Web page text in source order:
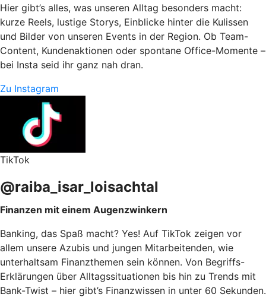
Hier gibt’s alles, was unseren Alltag besonders macht:
kurze Reels, lustige Storys, Einblicke hinter die Kulissen
und Bilder von unseren Events in der Region. Ob Team-
Content, Kundenaktionen oder spontane Office-Momente –
bei Insta seid ihr ganz nah dran.
Zu Instagram
TikTok
@raiba_isar_loisachtal
Finanzen mit einem Augenzwinkern
Banking, das Spaß macht? Yes! Auf TikTok zeigen vor
allem unsere Azubis und jungen Mitarbeitenden, wie
unterhaltsam Finanzthemen sein können. Von Begriffs-
Erklärungen über Alltagssituationen bis hin zu Trends mit
Bank-Twist – hier gibt’s Finanzwissen in unter 60 Sekunden.